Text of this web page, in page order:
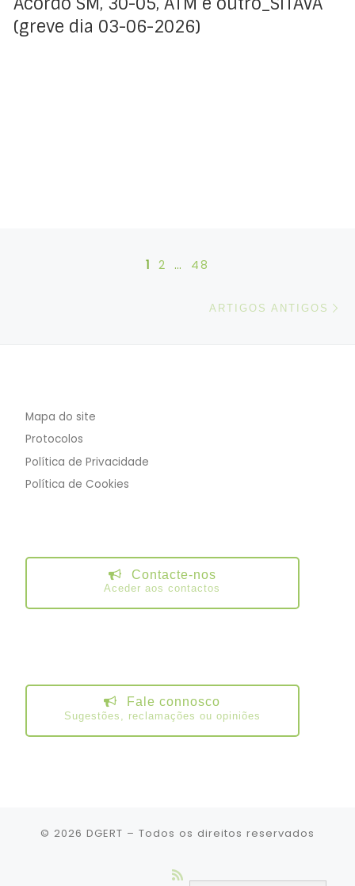
(greve dia 03-06-2026)
Posts navigation
1 2 … 48
ARTIGOS ANTIGOS
Mapa do site
Protocolos
Política de Privacidade
Política de Cookies
Contacte-nos
Aceder aos contactos
Fale connosco
Sugestões, reclamações ou opiniões
© 2026 DGERT – Todos os direitos reservados